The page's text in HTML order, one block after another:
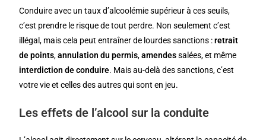
Conduire avec un taux d’alcoolémie supérieur à ces seuils,
c’est prendre le risque de tout perdre. Non seulement c’est
illégal, mais cela peut entraîner de lourdes sanctions :retrait
de points,annulation du permis,amendessalées, et même
interdiction de conduire. Mais au-delà des sanctions, c’est
votre vie et celles des autres qui sont en jeu.
Les effets de l’alcool sur la conduite